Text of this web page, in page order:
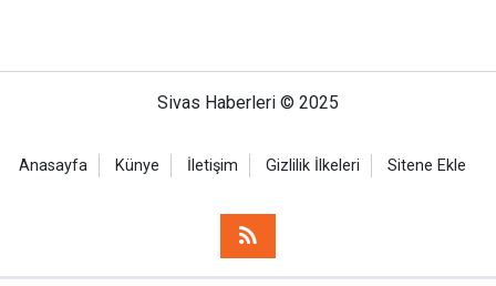
Sivas Haberleri © 2025
Anasayfa Künye İletişim Gizlilik İlkeleri Sitene Ekle